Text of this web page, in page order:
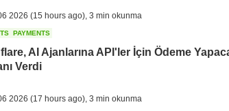
2026 (15 hours ago) 3 min okunma
PAYMENTS
AI Ajanlarına API'ler İçin Ödeme
Verdi
2026 (17 hours ago) 3 min okunma